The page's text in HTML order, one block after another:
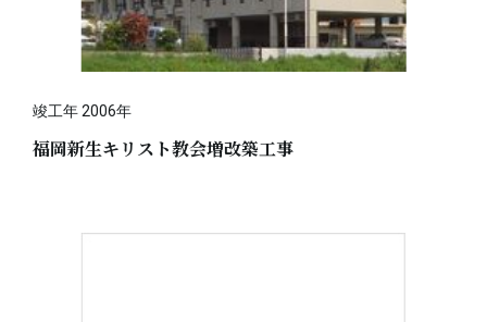
竣工年 2006年
福岡新生キリスト教会増改築工事